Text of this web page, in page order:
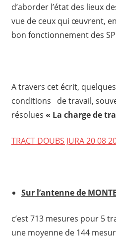
d’aborder l’état des lieux
vue de ceux qui œuvrent,
bon fonctionnement des
A travers cet écrit,
conditions de travail,
résolues « La charge de
TRACT DOUBS JURA 20 08
Sur l’antenne de
c’est 713 mesures pour 5
une moyenne de 144